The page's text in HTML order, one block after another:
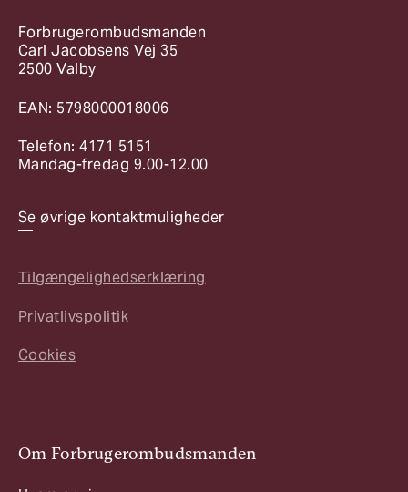
Forbrugerombudsmanden
Carl Jacobsens Vej 35
2500 Valby
EAN: 5798000018006
Telefon: 4171 5151
Mandag-fredag 9.00-12.00
Se øvrige kontaktmuligheder
Tilgængelighedserklæring
Privatlivspolitik
Cookies
Om Forbrugerombudsmanden